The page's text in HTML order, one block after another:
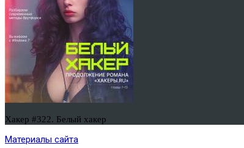
Хакер #322. Белый хакер
Материалы сайта